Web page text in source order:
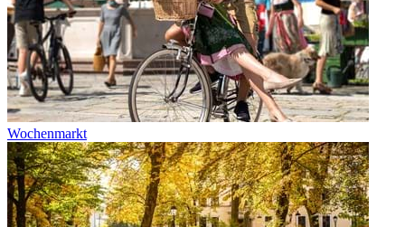
Wochenmarkt